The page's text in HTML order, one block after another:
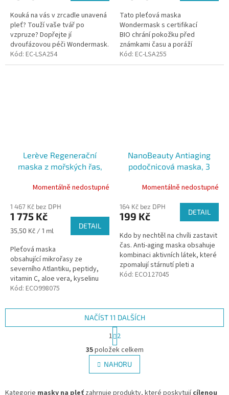
Kouká na vás v zrcadle unavená
pleť? Touží vaše tvář po
vzpruze? Dopřejte jí
dvoufázovou péči Wondermask.
Kód: EC-LSA254
Tato pleťová maska
Wondermask s certifikací
BIO chrání pokožku před
známkami času a poráží
dokonce i gravitaci!
Kód: EC-LSA255
Lerève Regenerační
maska z mořských řas,
Momentálně nedostupné
1 467 Kč bez DPH
1 775 Kč
Měrná
35,50 Kč / 1 ml
DETAIL
Pleťová maska
obsahující mikrořasy ze
severního Atlantiku, peptidy,
vitamin C, aloe vera, kyselinu
hyaluronovou a rostlinné oleje,
umožňují...
Kód: ECO998075
NanoBeauty Antiaging
podočnicová maska, 3
Momentálně nedostupné
164 Kč bez DPH
199 Kč DETAIL
Kdo by nechtěl na chvíli zastavit
čas. Anti-aging maska obsahuje
kombinaci aktivních látek, které
zpomalují stárnutí pleti a
obnovují kožní buňky. Maska
Kód: ECO127045
O
v
l
á
NAČÍST 11 DALŠÍCH
t
r
á
n
k
v
1 2
35položek celkem
NAHORU